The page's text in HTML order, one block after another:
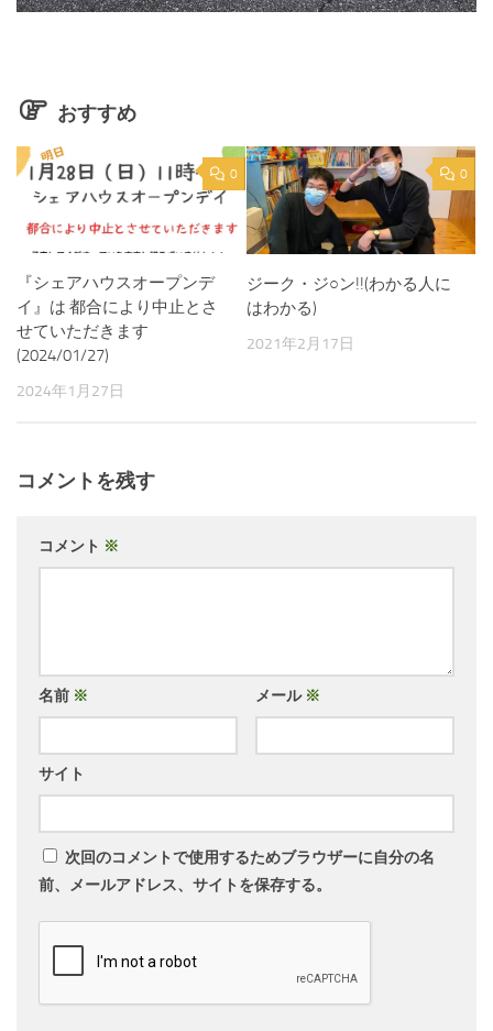
おすすめ
0
『シェアハウスオープンデ
イ』は 都合により中止とさ
せていただきます
(2024/01/27)
2024年1月27日
0
ジーク・ジ○ン!!(わかる人に
はわかる)
2021年2月17日
コメントを残す
コメント ※
名前 ※ メール ※
サイト
次回のコメントで使用するためブラウザーに自分の名
前、メールアドレス、サイトを保存する。